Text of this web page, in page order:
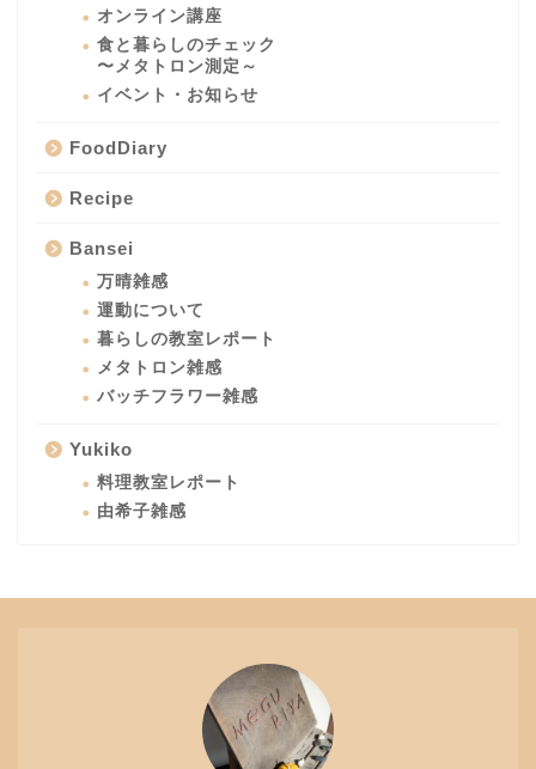
オンライン講座
食と暮らしのチェック
〜メタトロン測定～
イベント・お知らせ
FoodDiary
Recipe
Bansei
万晴雑感
運動について
暮らしの教室レポート
メタトロン雑感
バッチフラワー雑感
Yukiko
料理教室レポート
由希子雑感